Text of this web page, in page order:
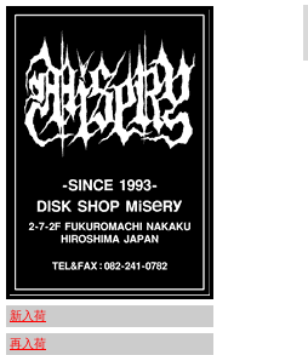
新入荷
再入荷